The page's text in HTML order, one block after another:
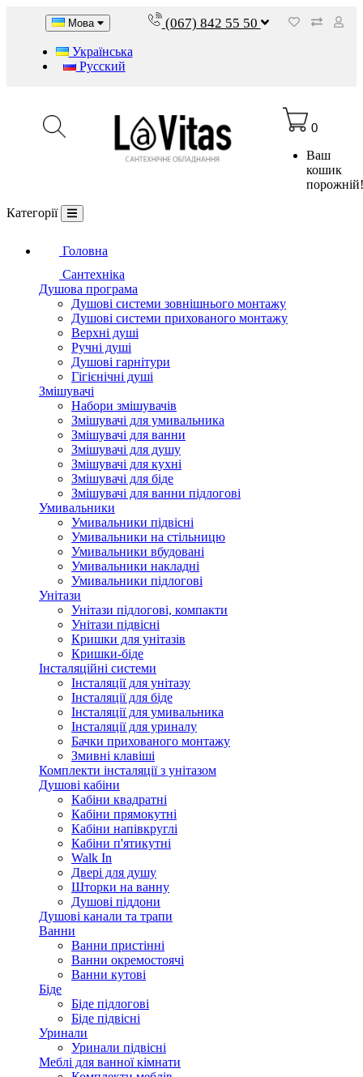
Мова
Українська
Русский
(067) 842 55 50
0
Ваш
кошик
Категорії
Головна
Сантехніка
Душова програма
Душові системи зовнішнього монтажу
Душові системи прихованого монтажу
Верхні душі
Ручні душі
Душові гарнітури
Гігієнічні душі
Змішувачі
Набори змішувачів
Змішувачі для умивальника
Змішувачі для ванни
Змішувачі для душу
Змішувачі для кухні
Змішувачі для біде
Змішувачі для ванни підлогові
Умивальники
Умивальники підвісні
Умивальники на стільницю
Умивальники вбудовані
Умивальники накладні
Умивальники підлогові
Унітази
Унітази підлогові, компакти
Унітази підвісні
Кришки для унітазів
Кришки-біде
Інсталяційні системи
Інсталяції для унітазу
Інсталяції для біде
Інсталяції для умивальника
Інсталяції для уриналу
Бачки прихованого монтажу
Змивні клавіші
Комплекти інсталяції з унітазом
Душові кабіни
Кабіни квадратні
Кабіни прямокутні
Кабіни напівкруглі
Кабіни п'ятикутні
Walk In
Двері для душу
Шторки на ванну
Душові піддони
Душові канали та трапи
Ванни
Ванни пристінні
Ванни окремостоячі
Ванни кутові
Біде
Біде підлогові
Біде підвісні
Уринали
Уринали підвісні
Меблі для ванної кімнати